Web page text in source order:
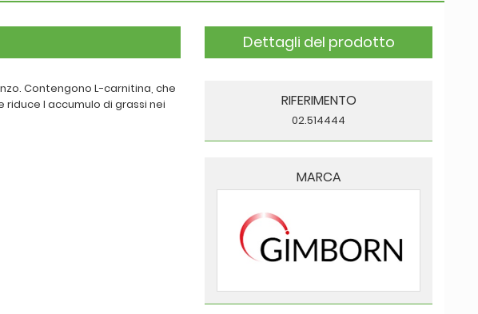
Contengono L-carnitina, che
l accumulo di grassi nei
Dettagli del prodotto
RIFERIMENTO
02.514444
MARCA